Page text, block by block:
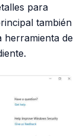
para
también
herramienta de